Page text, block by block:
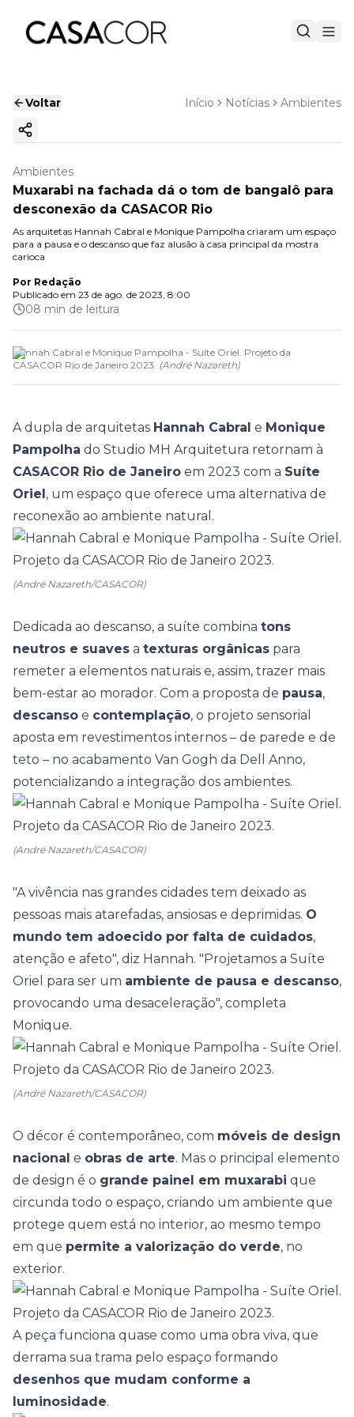
Voltar Início Notícias Ambientes
Copiar link
Ambientes
Muxarabi na fachada dá o tom de bangalô para
desconexão da CASACOR Rio
As arquitetas Hannah Cabral e Monique Pampolha criaram um espaço
para a pausa e o descanso que faz alusão à casa principal da mostra
carioca
Por Redação
Publicado em 23 de ago. de 2023, 8:00
08 min de leitura
Hannah Cabral e Monique Pampolha - Suíte Oriel. Projeto da
CASACOR Rio de Janeiro 2023. (André Nazareth)
A dupla de arquitetas Hannah Cabral e Monique
Pampolha do Studio MH Arquitetura retornam à
CASACOR Rio de Janeiro em 2023 com a Suíte
Oriel, um espaço que oferece uma alternativa de
reconexão ao ambiente natural.
(André Nazareth/CASACOR)
Dedicada ao descanso, a suíte combina tons
neutros e suaves a texturas orgânicas para
remeter a elementos naturais e, assim, trazer mais
bem-estar ao morador. Com a proposta de pausa,
descanso e contemplação, o projeto sensorial
aposta em revestimentos internos – de parede e de
teto – no acabamento Van Gogh da Dell Anno,
potencializando a integração dos ambientes.
(André Nazareth/CASACOR)
"A vivência nas grandes cidades tem deixado as
pessoas mais atarefadas, ansiosas e deprimidas. O
mundo tem adoecido por falta de cuidados,
atenção e afeto", diz Hannah. "Projetamos a Suíte
Oriel para ser um ambiente de pausa e descanso,
provocando uma desaceleração", completa
Monique.
(André Nazareth/CASACOR)
O décor é contemporâneo, com móveis de design
nacional e obras de arte. Mas o principal elemento
de design é o grande painel em muxarabi que
circunda todo o espaço, criando um ambiente que
protege quem está no interior, ao mesmo tempo
em que permite a valorização do verde, no
exterior.
A peça funciona quase como uma obra viva, que
derrama sua trama pelo espaço formando
desenhos que mudam conforme a
luminosidade.